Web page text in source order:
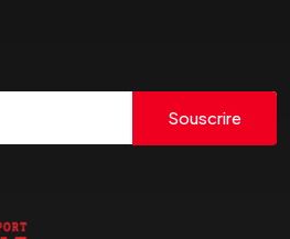
Souscrire